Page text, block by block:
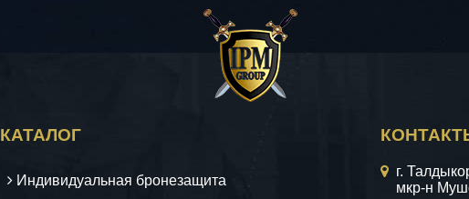
КАТАЛОГ
Индивидуальная бронезащита
г.
мкр-н